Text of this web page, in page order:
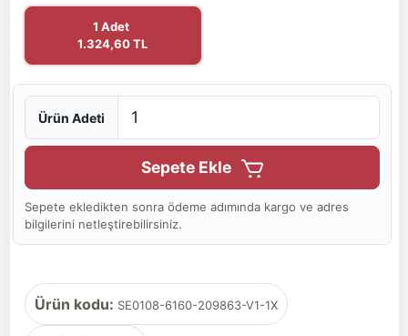
1 Adet
1.324,60 TL
Ürün Adeti
Sepete Ekle
Sepete ekledikten sonra ödeme adımında kargo ve adres
bilgilerini netleştirebilirsiniz.
Ürün kodu: SE0108-6160-209863-V1-1X